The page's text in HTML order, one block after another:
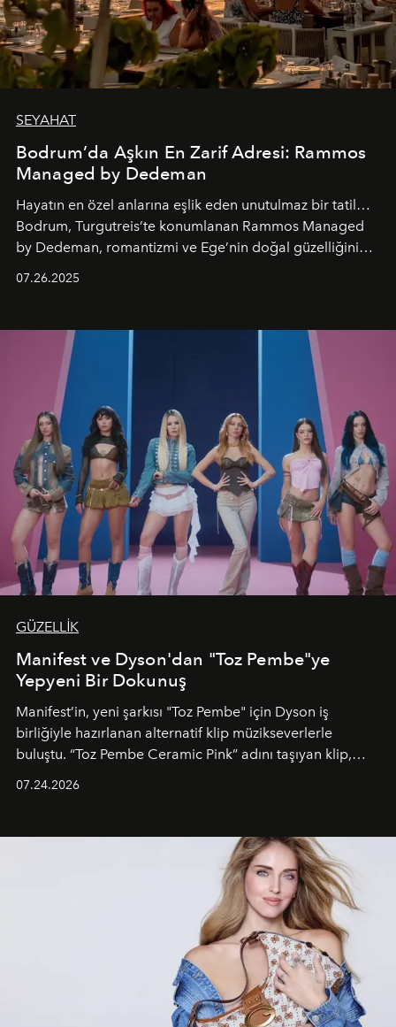
SEYAHAT
Bodrum’da Aşkın En Zarif Adresi: Rammos
Managed by Dedeman
Hayatın en özel anlarına eşlik eden unutulmaz bir tatil…
Bodrum, Turgutreis’te konumlanan Rammos Managed
by Dedeman, romantizmi ve Ege’nin doğal güzelliğini
07.26.2025
GÜZELLİK
Manifest ve Dyson'dan "Toz Pembe"ye
Yepyeni Bir Dokunuş
Manifest’in, yeni şarkısı "Toz Pembe" için Dyson iş
birliğiyle hazırlanan alternatif klip müzikseverlerle
buluştu. “Toz Pembe Ceramic Pink” adını taşıyan klip,
unsurlarından biri olarak öne çıkıyor.
07.24.2026